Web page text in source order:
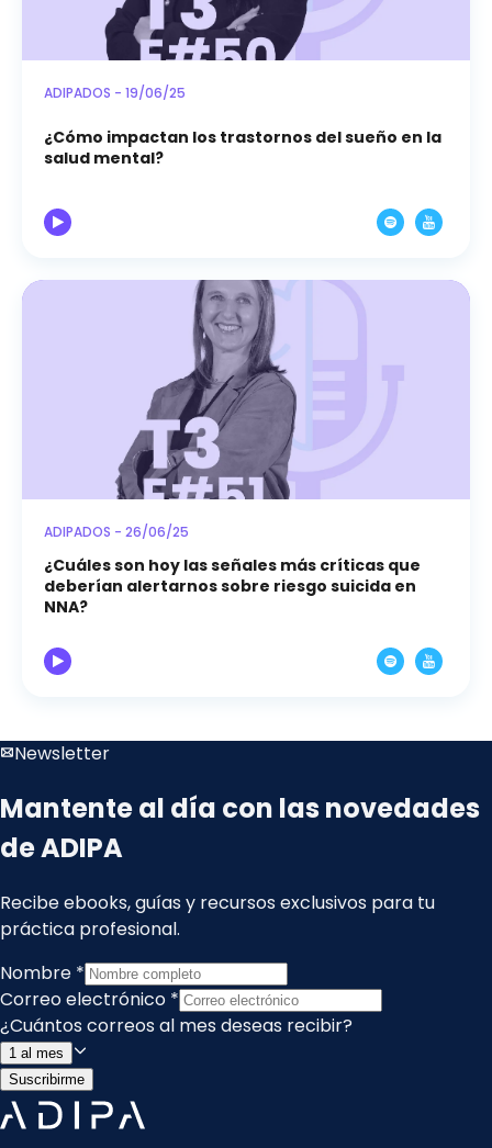
ADIPADOS - 19/06/25
¿Cómo impactan los trastornos del sueño en la
salud mental?
ADIPADOS - 26/06/25
¿Cuáles son hoy las señales más críticas que
deberían alertarnos sobre riesgo suicida en
NNA?